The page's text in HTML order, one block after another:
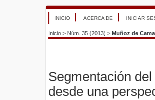
INICIO ACERCA DE INICIAR
Inicio > Núm. 35 (2013) > Muñoz de
Segmentación
desde una